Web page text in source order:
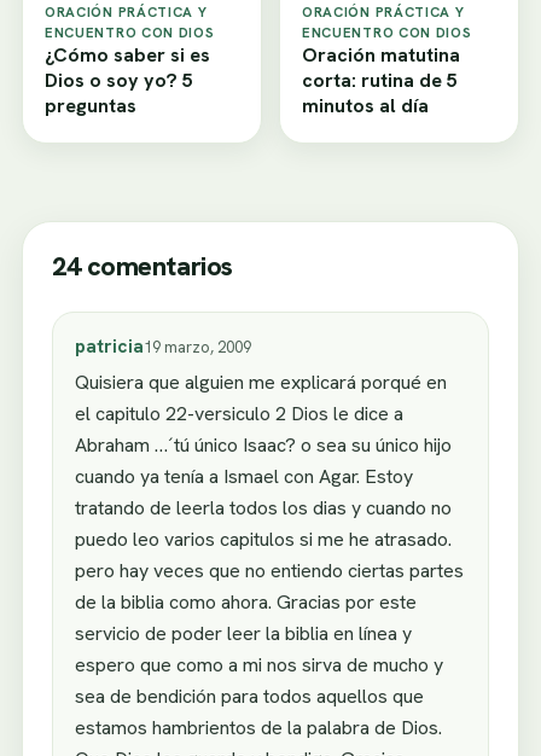
ORACIÓN PRÁCTICA Y
ENCUENTRO CON DIOS
¿Cómo saber si es
Dios o soy yo? 5
preguntas
ORACIÓN PRÁCTICA Y
ENCUENTRO CON DIOS
Oración matutina
corta: rutina de 5
minutos al día
24 comentarios
patricia19 marzo, 2009
Quisiera que alguien me explicará porqué en
el capitulo 22-versiculo 2 Dios le dice a
Abraham …´tú único Isaac? o sea su único hijo
cuando ya tenía a Ismael con Agar. Estoy
tratando de leerla todos los dias y cuando no
puedo leo varios capitulos si me he atrasado.
pero hay veces que no entiendo ciertas partes
de la biblia como ahora. Gracias por este
servicio de poder leer la biblia en línea y
espero que como a mi nos sirva de mucho y
sea de bendición para todos aquellos que
estamos hambrientos de la palabra de Dios.